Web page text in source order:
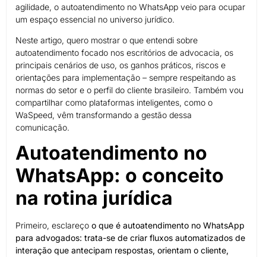
agilidade, o autoatendimento no WhatsApp veio para ocupar
um espaço essencial no universo jurídico.
Neste artigo, quero mostrar o que entendi sobre
autoatendimento focado nos escritórios de advocacia, os
principais cenários de uso, os ganhos práticos, riscos e
orientações para implementação – sempre respeitando as
normas do setor e o perfil do cliente brasileiro. Também vou
compartilhar como plataformas inteligentes, como o
WaSpeed, vêm transformando a gestão dessa
comunicação.
Autoatendimento no
WhatsApp: o conceito
na rotina jurídica
Primeiro, esclareço o que é autoatendimento no WhatsApp
para advogados: trata-se de criar fluxos automatizados de
interação que antecipam respostas, orientam o cliente,